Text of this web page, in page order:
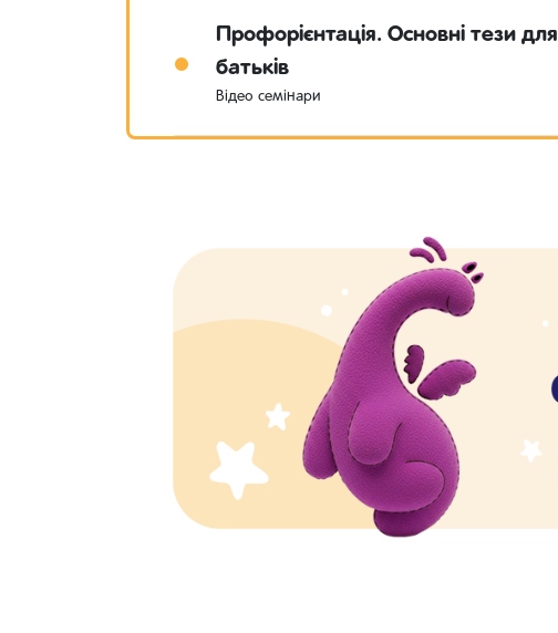
Профорієнтація. Основні тези для
батьків
Відео семінари